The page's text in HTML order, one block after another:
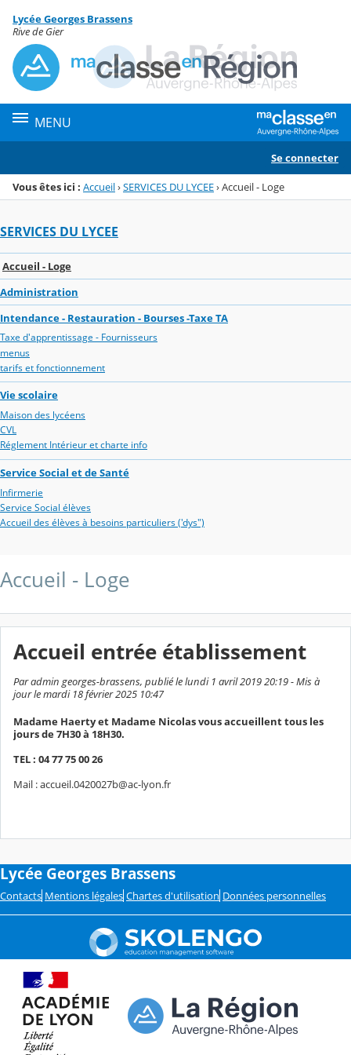
Menu de la rubrique
Contenu
Lycée Georges Brassens
Rive de Gier
MENU
Se connecter
Vous êtes ici : Accueil›SERVICES DU LYCEE›Accueil - Loge
SERVICES DU LYCEE
Accueil - Loge
Administration
Intendance - Restauration - Bourses -Taxe TA
Taxe d'apprentissage - Fournisseurs
menus
tarifs et fonctionnement
Vie scolaire
Maison des lycéens
CVL
Réglement Intérieur et charte info
Service Social et de Santé
Infirmerie
Service Social élèves
Accueil des élèves à besoins particuliers ('dys")
Accueil - Loge
Accueil entrée établissement
Par admin georges-brassens, publié le lundi 1 avril 2019 20:19 - Mis à
jour le mardi 18 février 2025 10:47
Madame Haerty et Madame Nicolas vous accueillent tous les
jours de 7H30 à 18H30.
TEL : 04 77 75 00 26
Mail : accueil.0420027b@ac-lyon.fr
Lycée Georges Brassens
Contacts Mentions légales Chartes d'utilisation Données personnelles